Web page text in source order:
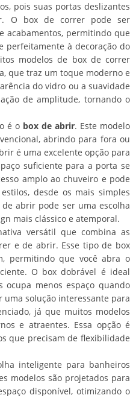
pois suas portas deslizantes
O box de correr pode ser
acabamentos, permitindo que
perfeitamente à decoração do
modelos de box de correr
que traz um toque moderno e
do vidro ou a suavidade
de amplitude, tornando o
é o box de abrir. Este modelo
abrindo para fora ou
é uma excelente opção para
suficiente para a porta se
amplo ao chuveiro e pode
desde os mais simples
abrir pode ser uma escolha
mais clássico e atemporal.
versátil que combina as
e de abrir. Esse tipo de box
permitindo que você abra o
O box dobrável é ideal
ocupa menos espaço quando
uma solução interessante para
já que muitos modelos
e atraentes. Essa opção é
que precisam de flexibilidade
inteligente para banheiros
modelos são projetados para
disponível, otimizando o